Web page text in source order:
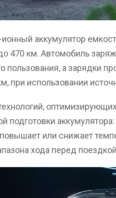
аккумулятор
470 км. Автомобиль
пользования, а зарядки
при использовании
подготовки
или снижает
хода перед